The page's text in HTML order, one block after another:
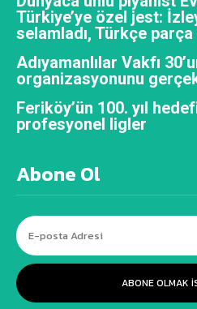
Türkiye’ye özel jest:
selamladı, Türkçe parça
Adıyamanlılar Vakfı
organizasyonunu
Feriköy’ün 100. yıl
profesyonel ligler
Abone Ol
ABONE OLMAK